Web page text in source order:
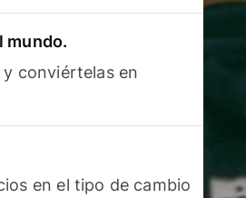
mundo.
conviértelas en
en el tipo de cambio